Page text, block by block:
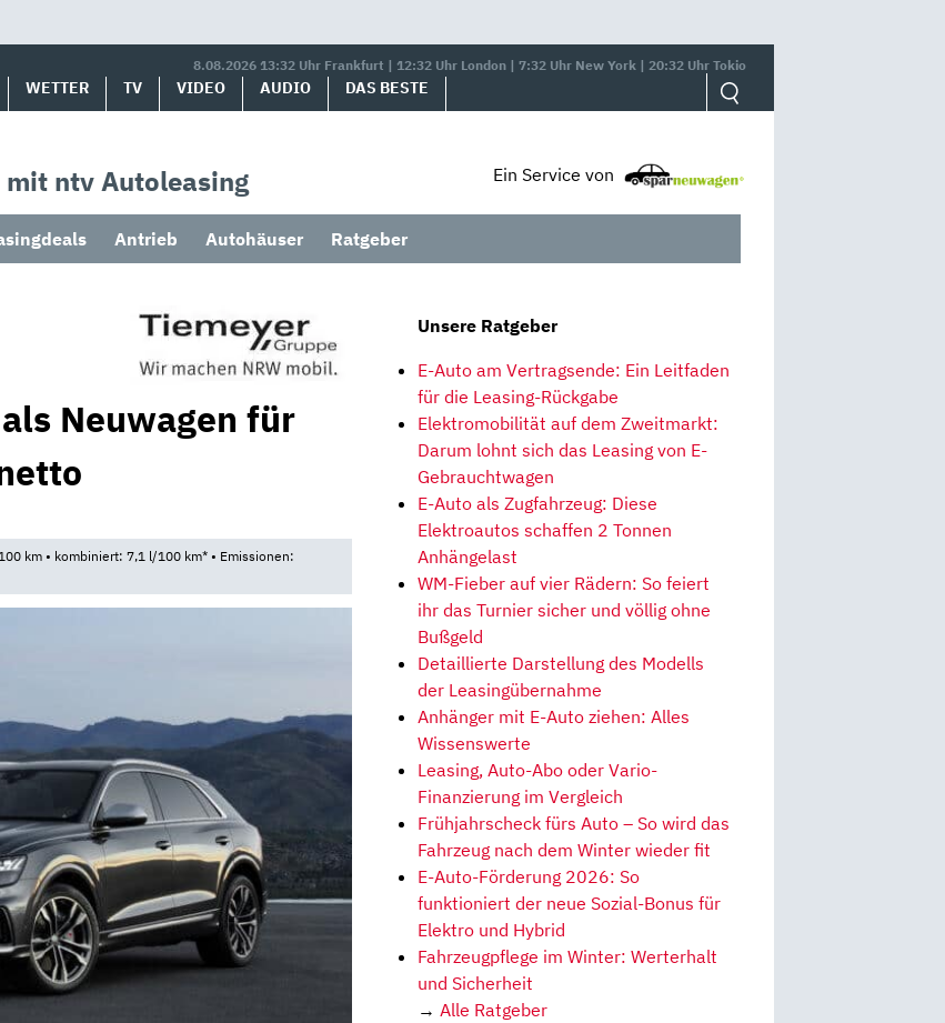
8.08.2026 13:32 Uhr Frankfurt | 12:32 Uhr London | 7:32 Uhr New York | 20:32 Uhr Tokio
WETTER TV VIDEO AUDIO DAS BESTE
mit ntv Autoleasing Ein Service von
Antrieb Autohäuser Ratgeber
Neuwagen für
km • kombiniert: 7,1 l/100 km* • Emissionen:
Unsere Ratgeber
E-Auto am Vertragsende: Ein Leitfaden
für die Leasing-Rückgabe
Elektromobilität auf dem Zweitmarkt:
Darum lohnt sich das Leasing von E-
Gebrauchtwagen
E-Auto als Zugfahrzeug: Diese
Elektroautos schaffen 2 Tonnen
Anhängelast
WM-Fieber auf vier Rädern: So feiert
ihr das Turnier sicher und völlig ohne
Bußgeld
Detaillierte Darstellung des Modells
der Leasingübernahme
Anhänger mit E-Auto ziehen: Alles
Wissenswerte
Leasing, Auto-Abo oder Vario-
Finanzierung im Vergleich
Frühjahrscheck fürs Auto – So wird das
Fahrzeug nach dem Winter wieder fit
E-Auto-Förderung 2026: So
funktioniert der neue Sozial-Bonus für
Elektro und Hybrid
Fahrzeugpflege im Winter: Werterhalt
und Sicherheit
→ Alle Ratgeber